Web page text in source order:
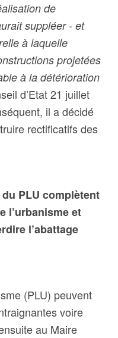
de
suppléer - et
à laquelle
projetées
à la détérioration
d’Etat 21 juillet
il a décidé
rectificatifs des
PLU complètent
l’urbanisme et
l’abattage
(PLU) peuvent
voire
au Maire